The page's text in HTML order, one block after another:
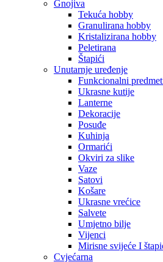
Gnojiva
Tekuća hobby
Granulirana hobby
Kristalizirana hobby
Peletirana
Štapići
Unutarnje uređenje
Funkcionalni
Ukrasne kutije
Lanterne
Dekoracije
Posuđe
Kuhinja
Ormarići
Okviri za slike
Vaze
Satovi
Košare
Ukrasne vrećice
Salvete
Umjetno bilje
Vijenci
Mirisne svijeće I
Cvjećarna